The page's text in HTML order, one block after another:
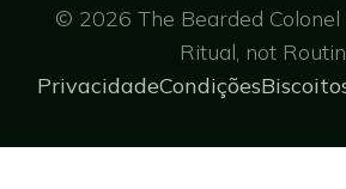
PrivacidadeCondições
© 2026 The Bearded
Ritual, not